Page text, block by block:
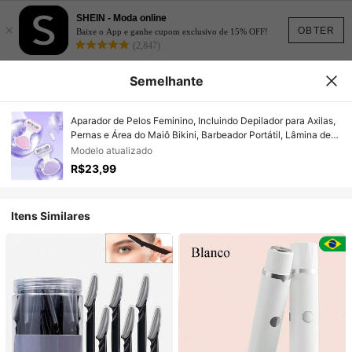
OBTER
×
SHEIN - Moda online
Baixe o App e ganhe cupom exclusivo de 15% OFF!
(2,847)
Semelhante
Aparador de Pelos Feminino, Incluindo Depilador para Axilas,
Pernas e Área do Maiô Bikini, Barbeador Portátil, Lâmina de
Segurança Manual Roxa, Lâmina de Segurança Manual
Feminina para Remoção de Pelos da Área do Maiô Bikini/5
Camadas de Lâminas, Cabeça do Barbeador Roxa
Modelo atualizado
R$23,99
Itens Similares